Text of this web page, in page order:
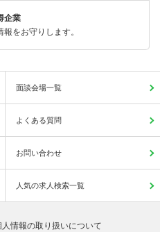
企業
をお守りします。
面談会場一覧
よくある質問
お問い合わせ
人気の求人検索一覧
人情報の取り扱いについて